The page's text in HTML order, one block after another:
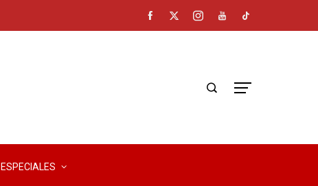
ESPECIALES